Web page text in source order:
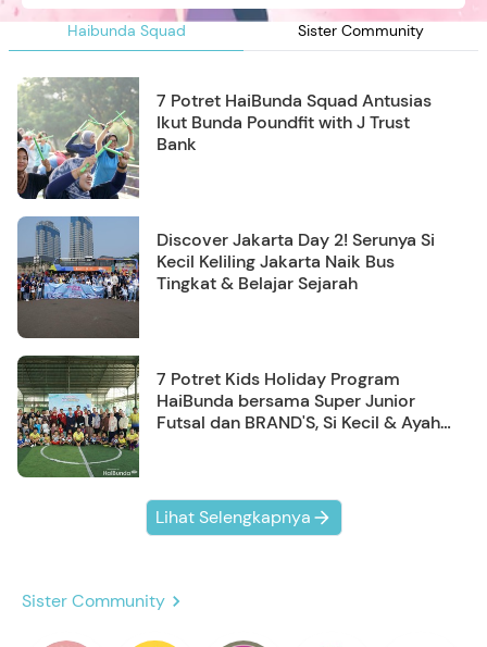
Haibunda Squad Sister Community
7 Potret HaiBunda Squad Antusias
Ikut Bunda Poundfit with J Trust
Bank
Discover Jakarta Day 2! Serunya Si
Kecil Keliling Jakarta Naik Bus
Tingkat & Belajar Sejarah
7 Potret Kids Holiday Program
HaiBunda bersama Super Junior
Futsal dan BRAND'S, Si Kecil & Ayah
Lihat Selengkapnya
Sister Community